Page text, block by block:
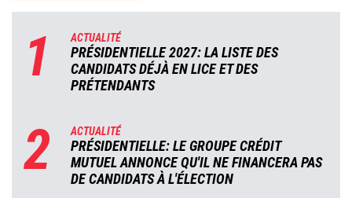
1 ACTUALITÉ
PRÉSIDENTIELLE 2027: LA LISTE DES
CANDIDATS DÉJÀ EN LICE ET DES
PRÉTENDANTS
2 ACTUALITÉ
PRÉSIDENTIELLE: LE GROUPE CRÉDIT
MUTUEL ANNONCE QU'IL NE FINANCERA PAS
DE CANDIDATS À L'ÉLECTION